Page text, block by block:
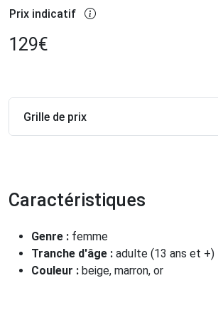
Prix indicatif
129€
Grille de prix
Caractéristiques
Genre : femme
Tranche d'âge : adulte (13 ans et +)
Couleur : beige, marron, or